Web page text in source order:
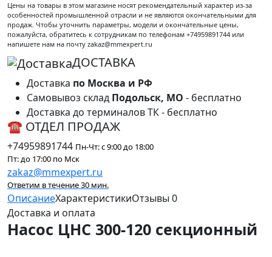
Цены на товары в этом магазине носят рекомендательный характер из-за
особенностей промышленной отрасли и не являются окончательными для
продаж. Чтобы уточнить параметры, модели и окончательные цены,
пожалуйста, обратитесь к сотрудникам по телефонам +74959891744 или
напишете нам на почту zakaz@mmexpert.ru
ДОСТАВКА
Доставка по Москва и РФ
Самовывоз склад Подольск, МО - бесплатно
Доставка до терминалов ТК - бесплатно
☎ ОТДЕЛ ПРОДАЖ
+74959891744 Пн-Чт: с 9:00 до 18:00
Пт: до 17:00 по Мск
zakaz@mmexpert.ru
Ответим в течение 30 мин.
ОписаниеХарактеристикиОтзывы 0
Доставка и оплата
Насос ЦНС 300-120 секционный